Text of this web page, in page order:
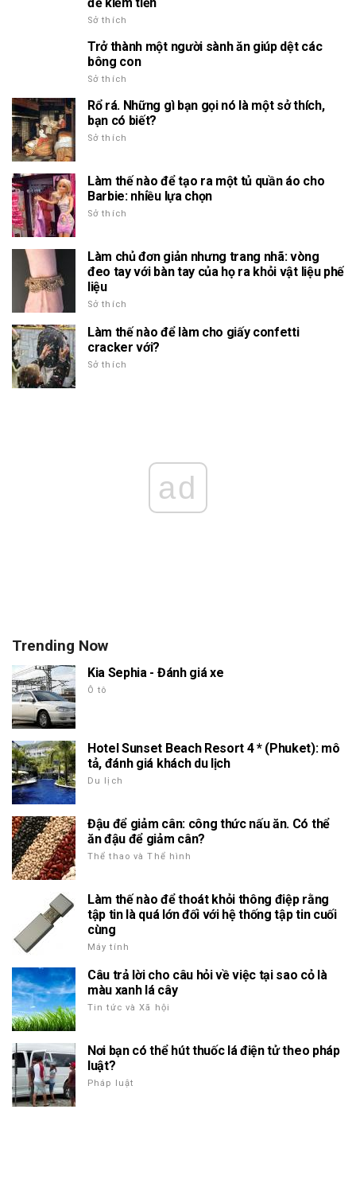
Sở thích
Trở thành một người sành ăn giúp dệt các
bông con
Sở thích
Rổ rá. Những gì bạn gọi nó là một sở thích,
bạn có biết?
Sở thích
Làm thế nào để tạo ra một tủ quần áo cho
Barbie: nhiều lựa chọn
Sở thích
Làm chủ đơn giản nhưng trang nhã: vòng
đeo tay với bàn tay của họ ra khỏi vật liệu phế
liệu
Sở thích
Làm thế nào để làm cho giấy confetti
cracker với?
Sở thích
ad
Trending Now
Kia Sephia - Đánh giá xe
Ô tô
Hotel Sunset Beach Resort 4 * (Phuket): mô
tả, đánh giá khách du lịch
Du lịch
Đậu để giảm cân: công thức nấu ăn. Có thể
ăn đậu để giảm cân?
Thể thao và Thể hình
Làm thế nào để thoát khỏi thông điệp rằng
tập tin là quá lớn đối với hệ thống tập tin cuối
cùng
Máy tính
Câu trả lời cho câu hỏi về việc tại sao cỏ là
màu xanh lá cây
Tin tức và Xã hội
Nơi bạn có thể hút thuốc lá điện tử theo pháp
luật?
Pháp luật